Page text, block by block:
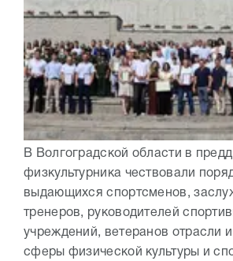
В Волгоградской области в
физкультурника чествовали
выдающихся спортсменов,
тренеров, руководителей
учреждений, ветеранов отрасли
сферы физической культуры и